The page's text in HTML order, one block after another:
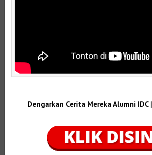
Dengarkan Cerita Mereka Alumni IDC|